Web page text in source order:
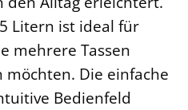
Litern ist ideal für
mehrere Tassen
Die einfache
Bedienfeld